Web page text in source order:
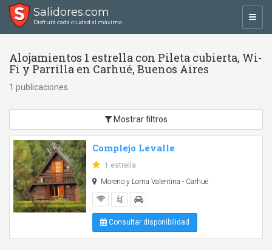
Salidores.com
Disfrutá cada ciudad al máximo
Alojamientos 1 estrella con Pileta cubierta, Wi-
Fi y Parrilla en Carhué, Buenos Aires
1 publicaciones
Mostrar filtros
Complejo Levalle
1 estrella
Moreno y Loma Valentina - Carhué
Consultar disponibilidad